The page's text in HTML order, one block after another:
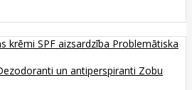
krēmi SPF aizsardzība Problemātiska
un antiperspiranti Zobu